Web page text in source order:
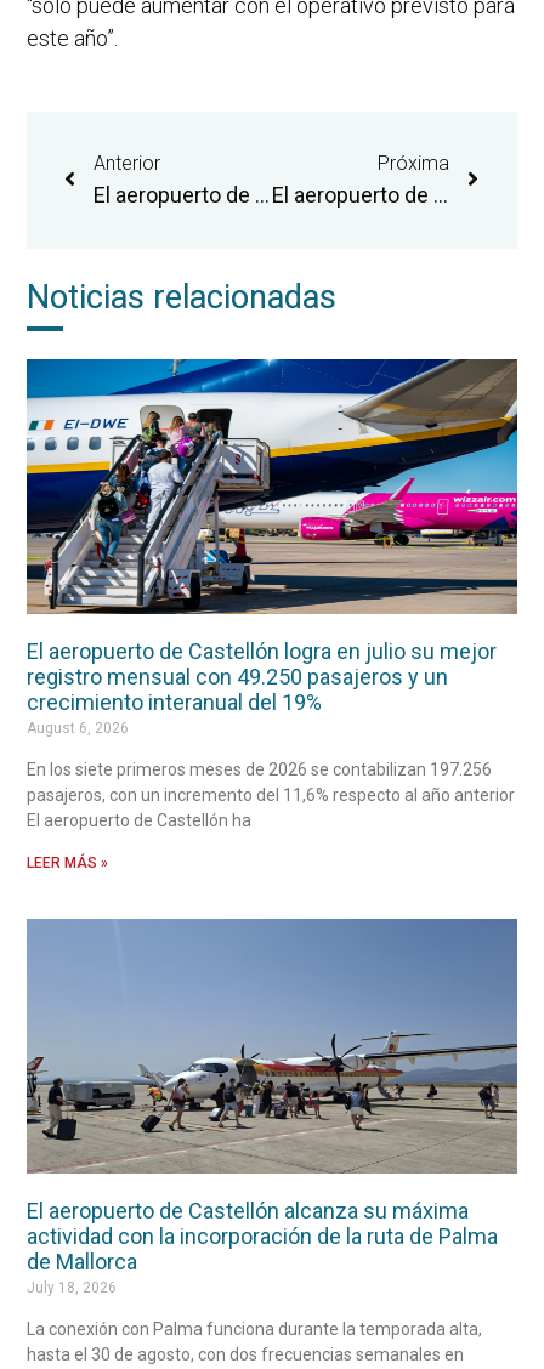
“sólo puede aumentar con el operativo previsto para
este año”.
Anterior
El aeropuerto de Castellón logra superar los 318.000 pasajeros y el récord de operaciones en 2025
Próxima
El aeropuerto de Castellón registra su mejor enero con un crecimiento interanual de pasajeros del 14%
Noticias relacionadas
El aeropuerto de Castellón logra en julio su mejor
registro mensual con 49.250 pasajeros y un
crecimiento interanual del 19%
August 6, 2026
En los siete primeros meses de 2026 se contabilizan 197.256
pasajeros, con un incremento del 11,6% respecto al año anterior
El aeropuerto de Castellón ha
LEER MÁS »
El aeropuerto de Castellón alcanza su máxima
actividad con la incorporación de la ruta de Palma
de Mallorca
July 18, 2026
La conexión con Palma funciona durante la temporada alta,
hasta el 30 de agosto, con dos frecuencias semanales en